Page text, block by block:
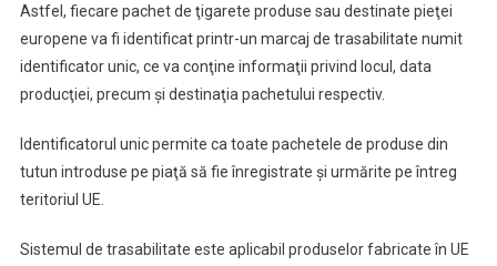
Astfel, fiecare pachet de ţigarete produse sau destinate pieţei
europene va fi identificat printr-un marcaj de trasabilitate numit
identificator unic, ce va conţine informaţii privind locul, data
producţiei, precum şi destinaţia pachetului respectiv.
Identificatorul unic permite ca toate pachetele de produse din
tutun introduse pe piaţă să fie înregistrate şi urmărite pe întreg
teritoriul UE.
Sistemul de trasabilitate este aplicabil produselor fabricate în UE